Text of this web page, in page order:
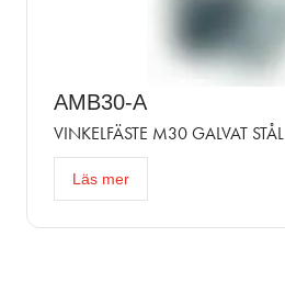
AMB30-A
VINKELFÄSTE M30 GALVAT STÅL
Läs mer